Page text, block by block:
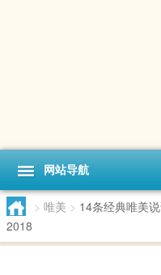
网站导航
> 唯美 > 14条经典唯美
2018